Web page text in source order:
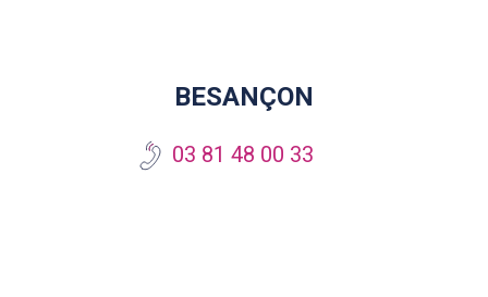
BESANÇON
03 81 48 00 33